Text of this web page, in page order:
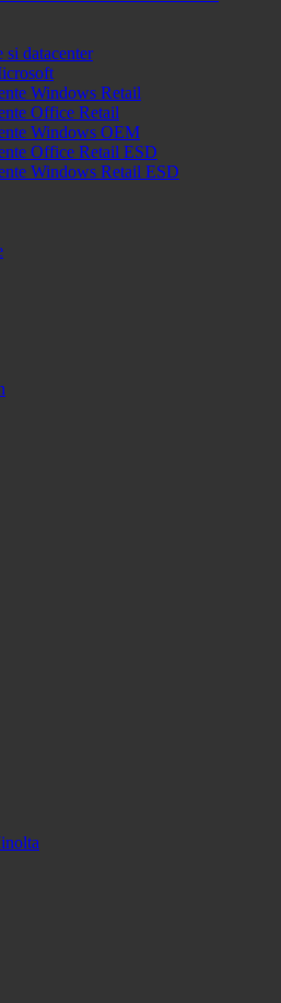
si datacenter
Windows Retail
Office Retail
Windows OEM
Office Retail ESD
Windows Retail ESD